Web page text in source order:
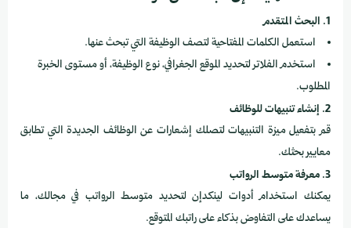
1. البحث المتقدم
استعمل الكلمات المفتاحية لتصف الوظيفة التي تبحث عنها.
استخدم الفلاتر لتحديد الموقع الجغرافي، نوع الوظيفة، أو مستوى الخبرة
المطلوب.
2. إنشاء تنبيهات للوظائف
قم بتفعيل ميزة التنبيهات لتصلك إشعارات عن الوظائف الجديدة التي تطابق
معايير بحثك.
3. معرفة متوسط الرواتب
يمكنك استخدام أدوات لينكدإن لتحديد متوسط الرواتب في مجالك، ما
يساعدك على التفاوض بذكاء على راتبك المتوقع.